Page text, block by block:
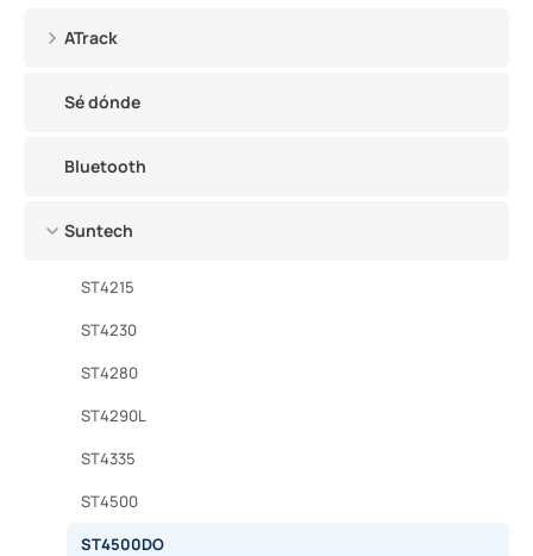
ATrack
Sé dónde
Bluetooth
Suntech
ST4215
ST4230
ST4280
ST4290L
ST4335
ST4500
ST4500DO